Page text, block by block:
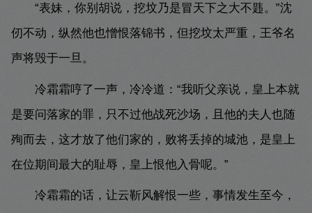
“表妹，你别胡说，挖坟乃是冒天下之大不韪。”沈
仞不动，纵然他也憎恨落锦书，但挖坟太严重，王爷名
声将毁于一旦。
冷霜霜哼了一声，冷冷道：“我听父亲说，皇上本就
是要问落家的罪，只不过他战死沙场，且他的夫人也随
殉而去，这才放了他们家的，败将丢掉的城池，是皇上
在位期间最大的耻辱，皇上恨他入骨呢。”
冷霜霜的话，让云靳风解恨一些，事情发生至今，